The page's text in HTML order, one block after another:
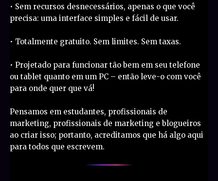
• Sem recursos desnecessários, apenas o que você
precisa: uma interface simples e fácil de usar.
• Totalmente gratuito. Sem limites. Sem taxas.
• Projetado para funcionar tão bem em seu telefone
ou tablet quanto em um PC – então leve-o com você
para onde quer que vá!
Pensamos em estudantes, profissionais de
marketing, profissionais de marketing e blogueiros
ao criar isso; portanto, acreditamos que há algo aqui
para todos que escrevem.